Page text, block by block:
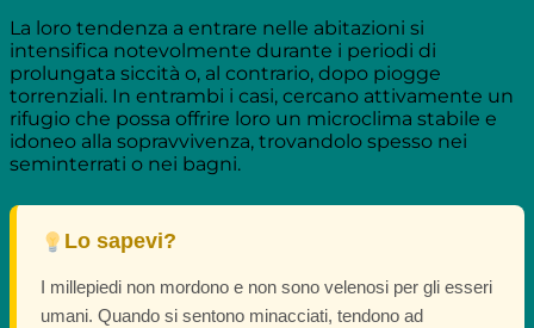
La loro tendenza a entrare nelle abitazioni si
intensifica notevolmente durante i periodi di
prolungata siccità o, al contrario, dopo piogge
torrenziali. In entrambi i casi, cercano attivamente un
rifugio che possa offrire loro un microclima stabile e
idoneo alla sopravvivenza, trovandolo spesso nei
seminterrati o nei bagni.
Lo sapevi?
I millepiedi non mordono e non sono velenosi per gli esseri
umani. Quando si sentono minacciati, tendono ad